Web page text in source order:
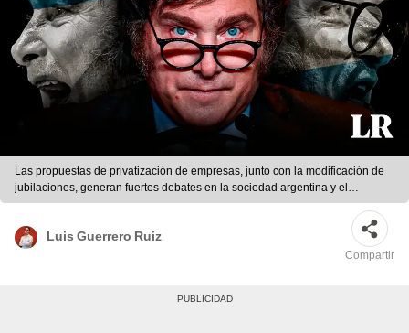
Las propuestas de privatización de empresas, junto con la modificación de
jubilaciones, generan fuertes debates en la sociedad argentina y el
Congreso. Foto: composición LR/AFP
Luis Guerrero Ruiz
Compartir